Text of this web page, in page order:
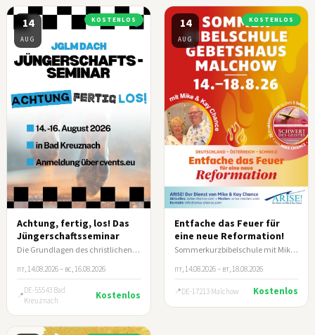
14
AUG
KOSTENLOS
Achtung, fertig, los! Das
Jüngerschaftsseminar
Die Grundlagen des christlichen Lebens und wie du andere darin anleitest.
пт, 14.08.2026 – вс, 16.08.2026
DE-55543 Bad
Kreuznach
Kostenlos
14
AUG
KOSTENLOS
Entfache das Feuer für
eine neue Reformation!
Sommerkurzbibelschule mit Mike & Kay Chance
пт, 14.08.2026 – вт, 18.08.2026
DE-17213 Malchow Kostenlos